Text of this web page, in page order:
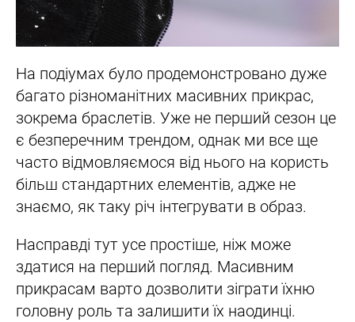
На подіумах було продемонстровано дуже
багато різноманітних масивних прикрас,
зокрема браслетів. Уже не перший сезон це
є безперечним трендом, однак ми все ще
часто відмовляємося від нього на користь
більш стандартних елементів, адже не
знаємо, як таку річ інтегрувати в образ.
Насправді тут усе простіше, ніж може
здатися на перший погляд. Масивним
прикрасам варто дозволити зіграти їхню
головну роль та залишити їх наодинці.